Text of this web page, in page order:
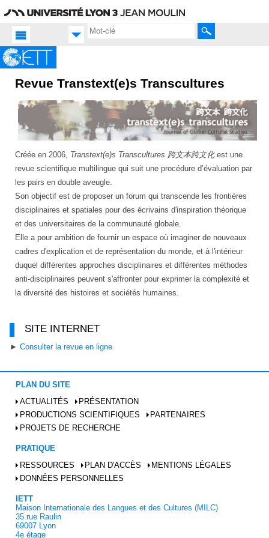
Rechercher
Accueil FR
Productions
scientifiques
Revue
Revue Transtext(e)s Transcultures
Créée en 2006, Transtext(e)s Transcultures 跨文本跨文化est une
revue scientifique multilingue qui suit une procédure d’évaluation par
les pairs en double aveugle.
Son objectif est de proposer un forum qui transcende les frontières
disciplinaires et spatiales pour des écrivains d'inspiration théorique
et des universitaires de la communauté globale.
Elle a pour ambition de fournir un espace où imaginer de nouveaux
cadres d'explication et de représentation du monde, et à l'intérieur
duquel différentes approches disciplinaires et différentes méthodes
anti-disciplinaires peuvent s'affronter pour exprimer la complexité et
la diversité des histoires et sociétés humaines.
SITE INTERNET
► Consulter la revue en ligne
PLAN DU SITE
ACTUALITÉS
PRÉSENTATION
PRODUCTIONS SCIENTIFIQUES
PARTENAIRES
PROJETS DE RECHERCHE
PRATIQUE
RESSOURCES
PLAN D'ACCÈS
MENTIONS LÉGALES
DONNÉES PERSONNELLES
IETT
Maison Internationale des Langues et des Cultures (MILC)
35 rue Raulin
69007 Lyon
4e étage